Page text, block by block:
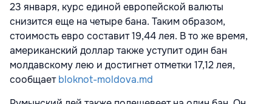
23 января, курс единой европейской валюты
снизится еще на четыре бана. Таким образом,
стоимость евро составит 19,44 лея. В то же время,
американский доллар также уступит один бан
молдавскому лею и достигнет отметки 17,12 лея,
сообщаетbloknot-moldova.md